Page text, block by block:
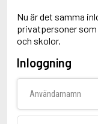
Nu är det samma
privatpersoner
och skolor.
Inloggning